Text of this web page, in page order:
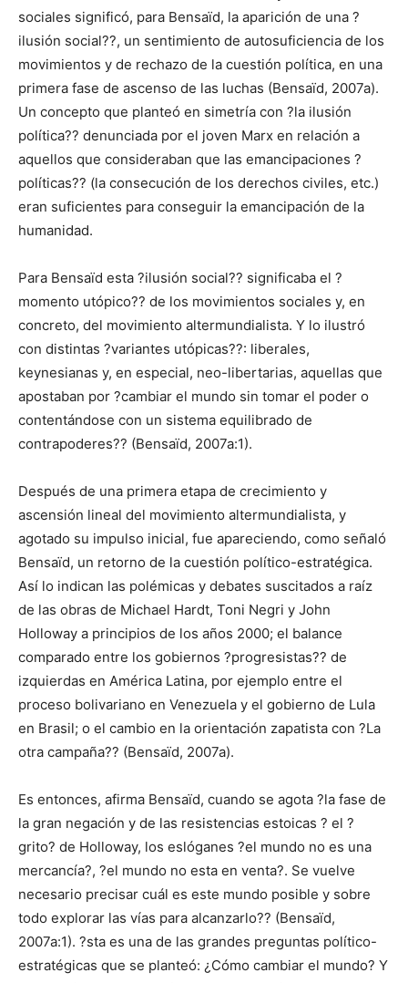
sociales significó, para Bensaïd, la aparición de una ?
ilusión social??, un sentimiento de autosuficiencia de los
movimientos y de rechazo de la cuestión política, en una
primera fase de ascenso de las luchas (Bensaïd, 2007a).
Un concepto que planteó en simetría con ?la ilusión
política?? denunciada por el joven Marx en relación a
aquellos que consideraban que las emancipaciones ?
políticas?? (la consecución de los derechos civiles, etc.)
eran suficientes para conseguir la emancipación de la
humanidad.
Para Bensaïd esta ?ilusión social?? significaba el ?
momento utópico?? de los movimientos sociales y, en
concreto, del movimiento altermundialista. Y lo ilustró
con distintas ?variantes utópicas??: liberales,
keynesianas y, en especial, neo-libertarias, aquellas que
apostaban por ?cambiar el mundo sin tomar el poder o
contentándose con un sistema equilibrado de
contrapoderes?? (Bensaïd, 2007a:1).
Después de una primera etapa de crecimiento y
ascensión lineal del movimiento altermundialista, y
agotado su impulso inicial, fue apareciendo, como señaló
Bensaïd, un retorno de la cuestión político-estratégica.
Así lo indican las polémicas y debates suscitados a raíz
de las obras de Michael Hardt, Toni Negri y John
Holloway a principios de los años 2000; el balance
comparado entre los gobiernos ?progresistas?? de
izquierdas en América Latina, por ejemplo entre el
proceso bolivariano en Venezuela y el gobierno de Lula
en Brasil; o el cambio en la orientación zapatista con ?La
otra campaña?? (Bensaïd, 2007a).
Es entonces, afirma Bensaïd, cuando se agota ?la fase de
la gran negación y de las resistencias estoicas ? el ?
grito? de Holloway, los eslóganes ?el mundo no es una
mercancía?, ?el mundo no esta en venta?. Se vuelve
necesario precisar cuál es este mundo posible y sobre
todo explorar las vías para alcanzarlo?? (Bensaïd,
2007a:1). ?sta es una de las grandes preguntas político-
estratégicas que se planteó: ¿Cómo cambiar el mundo? Y